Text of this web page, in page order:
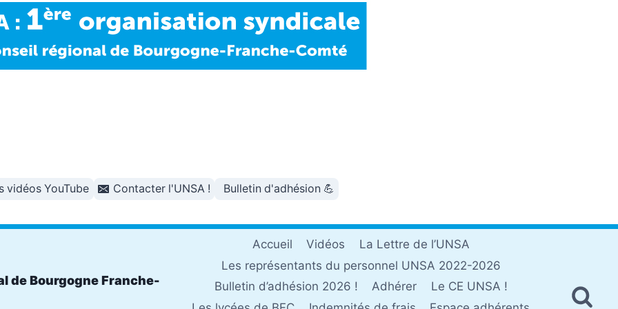
vidéos YouTube Contacter l'UNSA ! Bulletin d'adhésion 💪
de Bourgogne Franche-
Accueil Vidéos
La Lettre de l’UNSA
Les représentants du personnel UNSA 2022-2026
Bulletin d’adhésion 2026 !
Adhérer
Le CE UNSA !